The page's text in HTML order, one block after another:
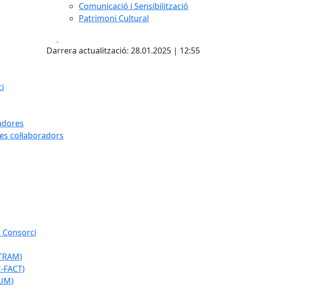
Comunicació i Sensibilització
Patrimoni Cultural
Darrera actualització: 28.01.2025 | 12:55
col·laboradors